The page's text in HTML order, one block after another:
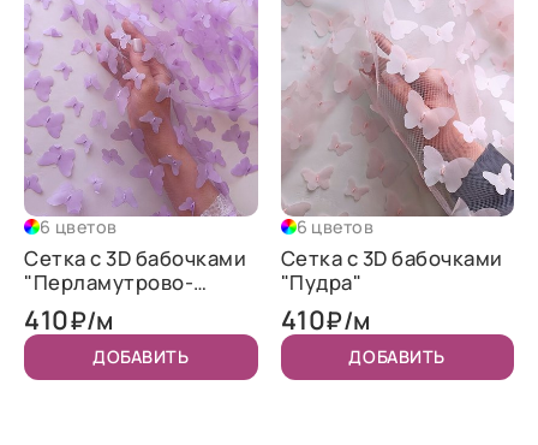
6 цветов
Сетка с 3D бабочками
"Перламутрово-
фиолетовый"
410₽/м
ДОБАВИТЬ
6 цветов
Сетка с 3D бабочками
"Пудра"
410₽/м
ДОБАВИТЬ